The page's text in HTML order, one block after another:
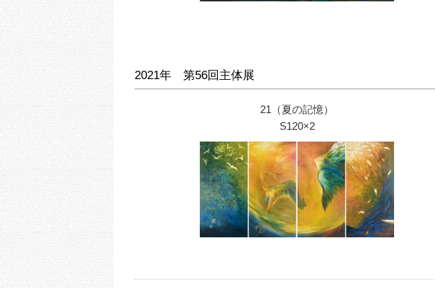
2021年 第56回主体展
21（夏の記憶）
S120×2